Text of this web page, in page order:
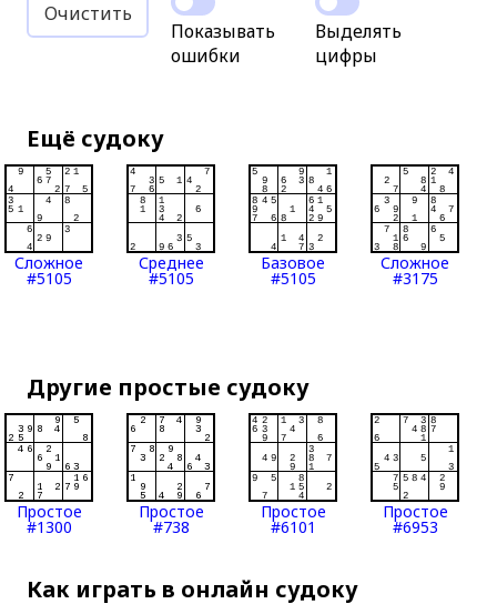
Очистить
Показывать
ошибки
Выделять
цифры
Ещё судоку
Сложное
#5105
Среднее
#5105
Базовое
#5105
Сложное
#3175
Другие простые судоку
Простое
#1300
Простое
#738
Простое
#6101
Простое
#6953
Как играть в онлайн судоку